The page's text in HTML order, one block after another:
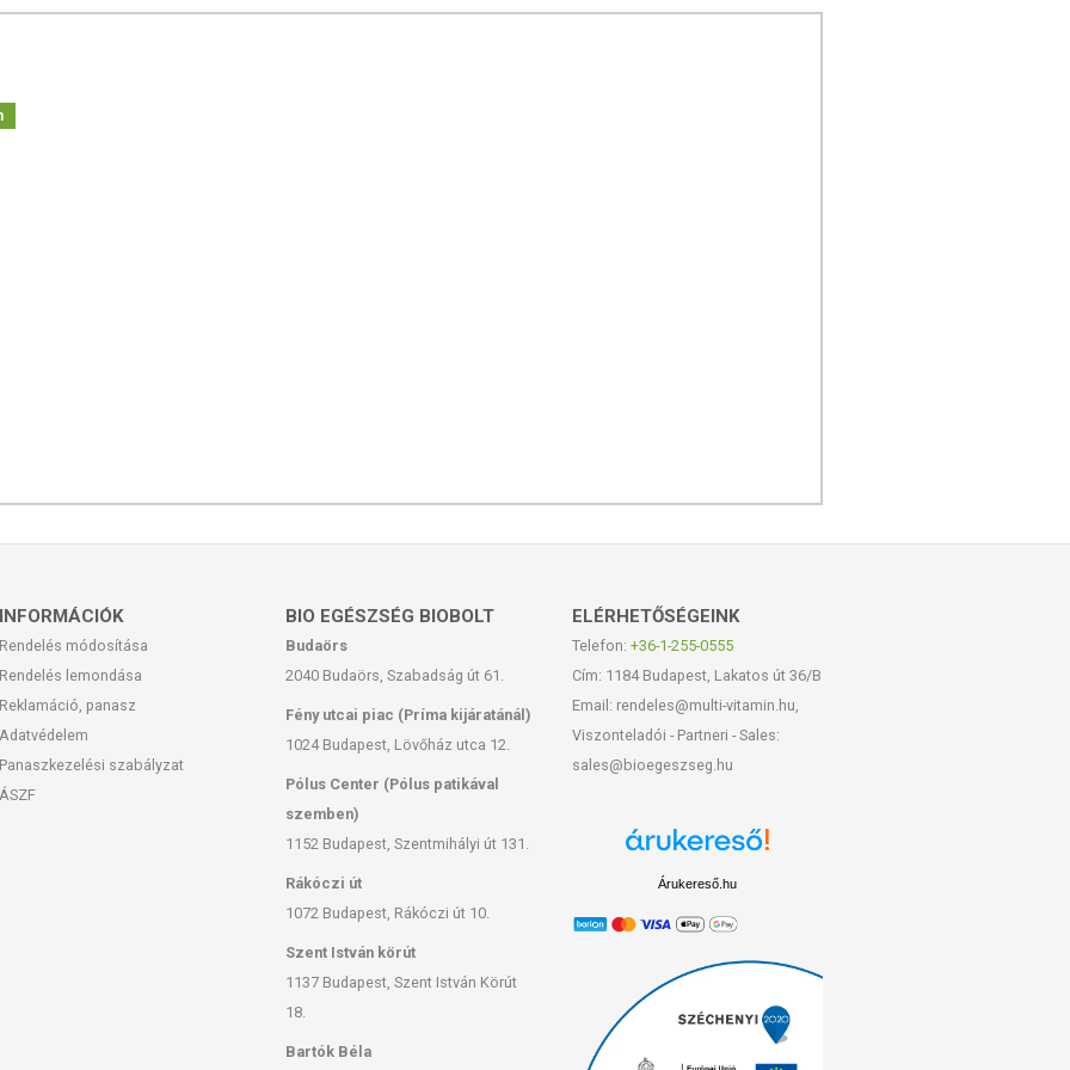
INFORMÁCIÓK
Rendelés módosítása
Rendelés lemondása
Reklamáció, panasz
Adatvédelem
Panaszkezelési szabályzat
ÁSZF
BIO EGÉSZSÉG BIOBOLT
Budaörs
2040 Budaörs, Szabadság út 61.
Fény utcai piac (Príma kijáratánál)
1024 Budapest, Lövőház utca 12.
Pólus Center (Pólus patikával
szemben)
1152 Budapest, Szentmihályi út 131.
Rákóczi út
1072 Budapest, Rákóczi út 10.
Szent István körút
1137 Budapest, Szent István Körút
18.
Bartók Béla
ELÉRHETŐSÉGEINK
Telefon: +36-1-255-0555
Cím: 1184 Budapest, Lakatos út 36/B
Email: rendeles@multi-vitamin.hu,
Viszonteladói - Partneri - Sales:
sales@bioegeszseg.hu
Árukereső.hu